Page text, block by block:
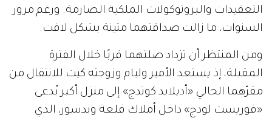
التعقيدات والبروتوكولات الملكية الصارمة. ورغم مرور
السنوات، ما زالت صداقتهما متينة بشكل لافت.
ومن المنتظر أن تزداد صلتهما قربًا خلال الفترة
المقبلة، إذ يستعد الأمير وليام وزوجته كيت للانتقال من
مقرّهما الحالي «أديلايد كوتدج» إلى منزل أكبر يُدعى
«فوريست لودج» داخل أملاك قلعة وندسور، الذي